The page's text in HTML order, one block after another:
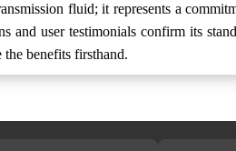
fluid; it represents a
and user testimonials confirm its
benefits firsthand.